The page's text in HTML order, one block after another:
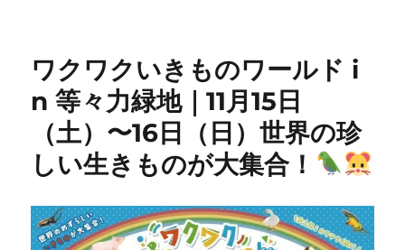
ワクワクいきものワールド i
n 等々力緑地｜11月15日
（土）〜16日（日）世界の珍
しい生きものが大集合！